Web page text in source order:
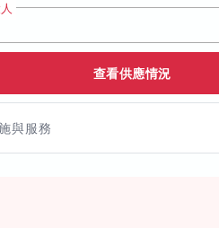
查看供應情況
與服務